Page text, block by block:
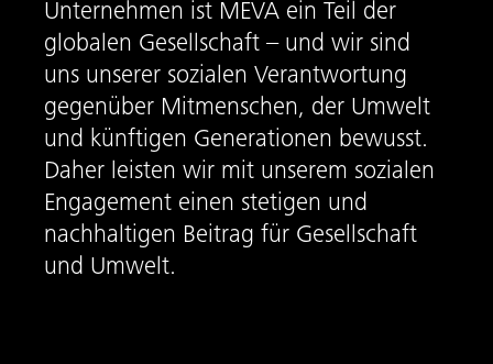
Unternehmen ist MEVA ein Teil der
globalen Gesellschaft – und wir sind
uns unserer sozialen Verantwortung
gegenüber Mitmenschen, der Umwelt
und künftigen Generationen bewusst.
Daher leisten wir mit unserem sozialen
Engagement einen stetigen und
nachhaltigen Beitrag für Gesellschaft
und Umwelt.